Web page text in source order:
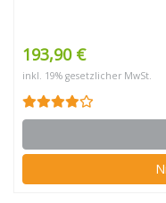
193,90 €
inkl. 19% gesetzlicher MwSt.